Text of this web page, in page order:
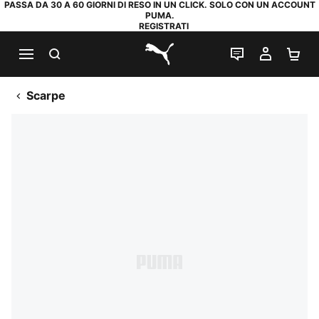
PASSA DA 30 A 60 GIORNI DI RESO IN UN CLICK. SOLO CON UN ACCOUNT
PUMA.
REGISTRATI
PUMA.com
CHAT IL MIO
Scarpe